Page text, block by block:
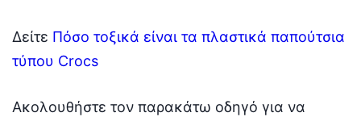
Δείτε Πόσο τοξικά είναι τα πλαστικά παπούτσια
τύπου Crocs
Ακολουθήστε τον παρακάτω οδηγό για να